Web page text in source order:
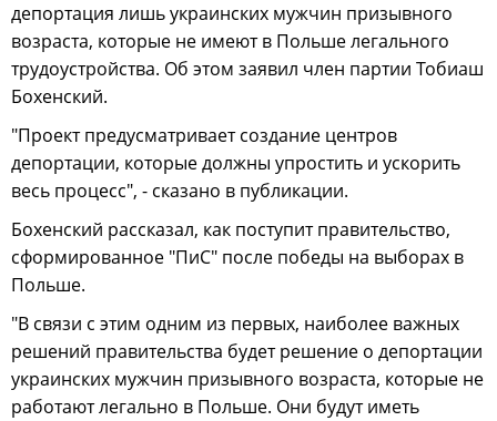
депортация лишь украинских мужчин призывного
возраста, которые не имеют в Польше легального
трудоустройства. Об этом заявил член партии Тобиаш
Бохенский.
"Проект предусматривает создание центров
депортации, которые должны упростить и ускорить
весь процесс", - сказано в публикации.
Бохенский рассказал, как поступит правительство,
сформированное "ПиС" после победы на выборах в
Польше.
"В связи с этим одним из первых, наиболее важных
решений правительства будет решение о депортации
украинских мужчин призывного возраста, которые не
работают легально в Польше. Они будут иметь